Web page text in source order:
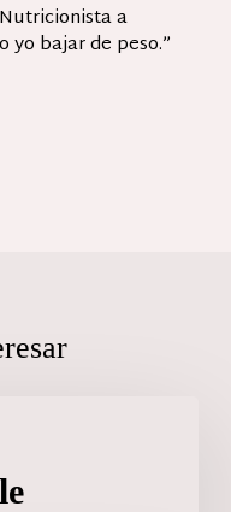
a
yo bajar de peso.”